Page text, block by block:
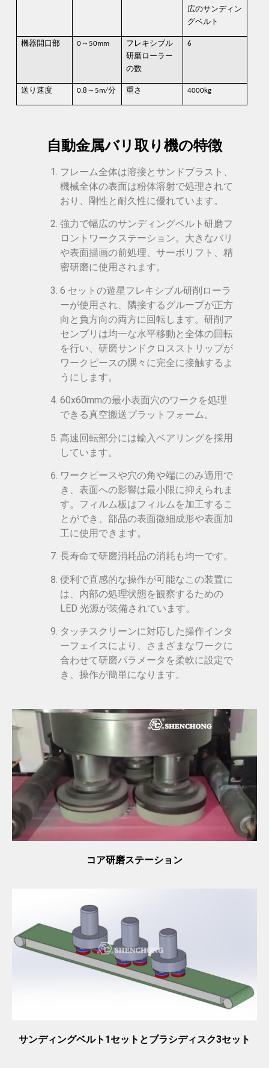
広のサンディン
グベルト
機器開口部 0～50mm
フレキシブル
研磨ローラー
の数
6
送り速度 0.8～5m/分 重さ 4000kg
自動金属バリ取り機の特徴
フレーム全体は溶接とサンドブラスト、
機械全体の表面は粉体溶射で処理されて
おり、剛性と耐久性に優れています。
強力で幅広のサンディングベルト研磨フ
ロントワークステーション。大きなバリ
や表面描画の前処理、サーボリフト、精
密研磨に使用されます。
6 セットの遊星フレキシブル研削ローラ
ーが使用され、隣接するグループが正方
向と負方向の両方に回転します。研削ア
センブリは均一な水平移動と全体の回転
を行い、研磨サンドクロスストリップが
ワークピースの隅々に完全に接触するよ
うにします。
60x60mmの最小表面穴のワークを処理
できる真空搬送プラットフォーム。
高速回転部分には輸入ベアリングを採用
しています。
ワークピースや穴の角や端にのみ適用で
き、表面への影響は最小限に抑えられま
す。フィルム板はフィルムを加工するこ
とができ、部品の表面微細成形や表面加
工に使用できます。
長寿命で研磨消耗品の消耗も均一です。
便利で直感的な操作が可能なこの装置に
は、内部の処理状態を観察するための
LED 光源が装備されています。
タッチスクリーンに対応した操作インタ
ーフェイスにより、さまざまなワークに
合わせて研磨パラメータを柔軟に設定で
き、操作が簡単になります。
コア研磨ステーション
サンディングベルト1セットとブラシディスク3セット